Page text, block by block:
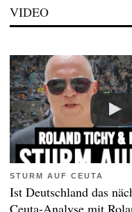
VIDEO
STURM AUF CEUTA
Ist Deutschland das
Ceuta-Analyse mit